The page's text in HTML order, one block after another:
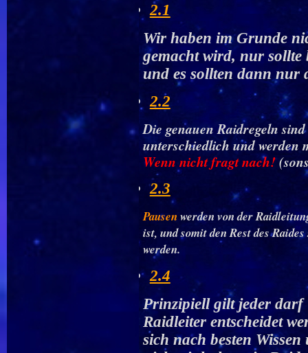
2.1
Wir haben im Grunde
gemacht wird, nur sollte
und es sollten dann nur
2.2
Die genauen Raidregeln
unterschiedlich und werden
Wenn nicht fragt nach!
2.3
Pausen werden von der
ist, und somit den Rest des
werden.
2.4
Prinzipiell gilt jeder darf
Raidleiter entscheidet
sich nach besten